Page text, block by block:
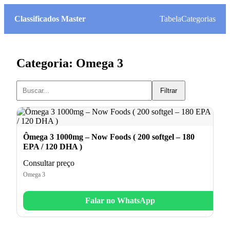
Classificados Master TabelaCategorias
Categoria: Omega 3
Filtrar
Ômega 3 1000mg – Now Foods ( 200 softgel – 180
EPA / 120 DHA )
Consultar preço
Omega 3
Falar no WhatsApp